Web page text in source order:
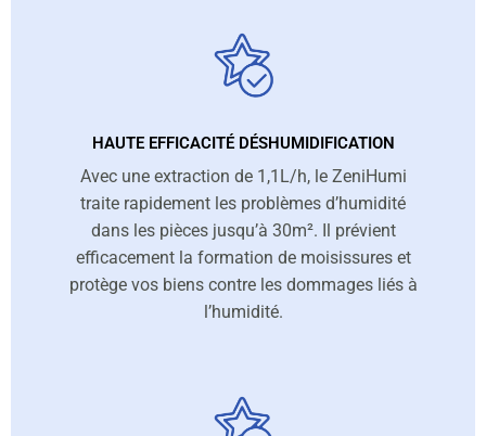
HAUTE EFFICACITÉ DÉSHUMIDIFICATION
Avec une extraction de 1,1L/h, le ZeniHumi
traite rapidement les problèmes d’humidité
dans les pièces jusqu’à 30m². Il prévient
efficacement la formation de moisissures et
protège vos biens contre les dommages liés à
l’humidité.